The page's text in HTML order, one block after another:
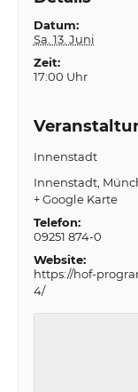
Datum:
Sa. 13. Juni
Zeit:
17:00 Uhr
Innenstadt
Innenstadt
+ Google Karte
Telefon:
09251 874-0
Website:
https://hof-
4/